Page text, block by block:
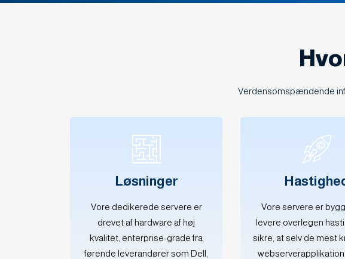
Verdensomspændende
Løsninger
Vore dedikerede servere er
drevet af hardware af høj
kvalitet, enterprise-grade fra
førende leverandører som Dell,
Vore servere er
levere overlegen
sikre, at selv de mest